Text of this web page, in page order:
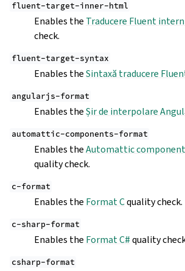
fluent-target-inner-html
Enables the Traducere Fluent
check.
fluent-target-syntax
Enables theSintaxă traducere
angularjs-format
Enables theȘir de interpolare
automattic-components-format
Enables theAutomattic
quality check.
c-format
Enables the Format Cquality check.
c-sharp-format
Enables the Format C#quality
csharp-format